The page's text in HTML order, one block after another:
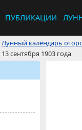
ПУБЛИКАЦИИ
Лунный календарь
сентября 1903 года